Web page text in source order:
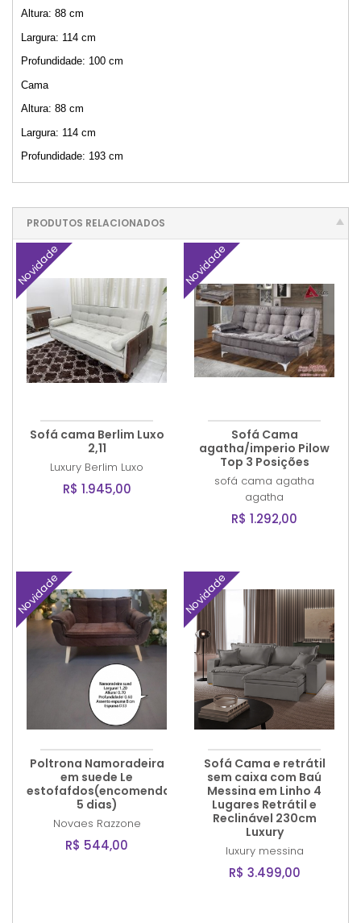
Altura: 88 cm
Largura: 114 cm
Profundidade: 100 cm
Cama
Altura: 88 cm
Largura: 114 cm
Profundidade: 193 cm
PRODUTOS RELACIONADOS
Novidade
Sofá cama Berlim Luxo
2,11
Luxury Berlim Luxo
R$ 1.945,00
Novidade
Sofá Cama
agatha/imperio Pilow
Top 3 Posições
sofá cama agatha
agatha
R$ 1.292,00
Novidade
Poltrona Namoradeira
em suede Le
estofafdos(encomenda
5 dias)
Novaes Razzone
R$ 544,00
Novidade
Sofá Cama e retrátil
sem caixa com Baú
Messina em Linho 4
Lugares Retrátil e
Reclinável 230cm
Luxury
luxury messina
R$ 3.499,00